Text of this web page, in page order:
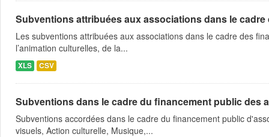
Subventions attribuées aux associations dans le
Les subventions attribuées aux associations dans le cadre des
l’animation culturelles, de la...
XLS CSV
Subventions dans le cadre du financement public des
Subventions accordées dans le cadre du financement public
visuels, Action culturelle, Musique,...